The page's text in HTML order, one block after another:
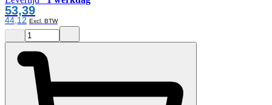
53,39
44,12